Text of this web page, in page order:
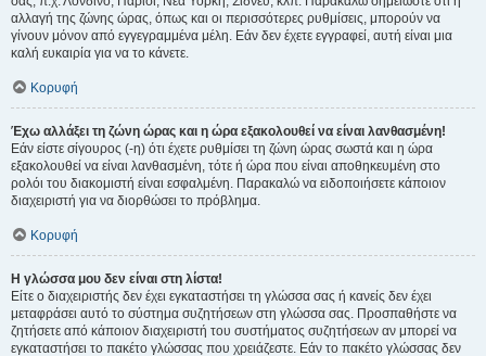
αλλαγή της ζώνης ώρας, όπως και οι περισσότερες ρυθμίσεις, μπορούν να
γίνουν μόνον από εγγεγραμμένα μέλη. Εάν δεν έχετε εγγραφεί, αυτή είναι μια
καλή ευκαιρία για να το κάνετε.
Κορυφή
Έχω αλλάξει τη ζώνη ώρας και η ώρα εξακολουθεί να είναι λανθασμένη!
Εάν είστε σίγουρος (-η) ότι έχετε ρυθμίσει τη ζώνη ώρας σωστά και η ώρα
εξακολουθεί να είναι λανθασμένη, τότε ή ώρα που είναι αποθηκευμένη στο
ρολόι του διακομιστή είναι εσφαλμένη. Παρακαλώ να ειδοποιήσετε κάποιον
διαχειριστή για να διορθώσει το πρόβλημα.
Κορυφή
Η γλώσσα μου δεν είναι στη λίστα!
Είτε ο διαχειριστής δεν έχει εγκαταστήσει τη γλώσσα σας ή κανείς δεν έχει
μεταφράσει αυτό το σύστημα συζητήσεων στη γλώσσα σας. Προσπαθήστε να
ζητήσετε από κάποιον διαχειριστή του συστήματος συζητήσεων αν μπορεί να
εγκαταστήσει το πακέτο γλώσσας που χρειάζεστε. Εάν το πακέτο γλώσσας δεν